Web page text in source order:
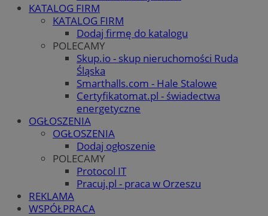
KATALOG FIRM
KATALOG FIRM
Dodaj firmę do katalogu
POLECAMY
Skup.io - skup nieruchomości Ruda
Śląska
Smarthalls.com - Hale Stalowe
Certyfikatomat.pl - świadectwa
energetyczne
OGŁOSZENIA
OGŁOSZENIA
Dodaj ogłoszenie
POLECAMY
Protocol IT
Pracuj.pl - praca w Orzeszu
REKLAMA
WSPÓŁPRACA